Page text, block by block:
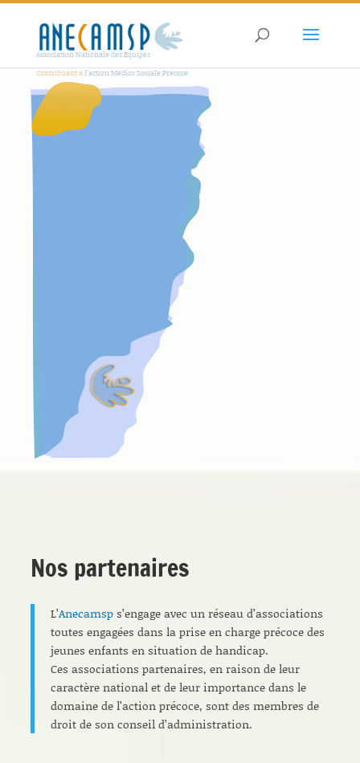
Association Nationale des Equipes
Contribuant àl'action Médico Sociale Précoce
Nos partenaires
L’Anecamsp s’engage avec un réseau d’associations
toutes engagées dans la prise en charge précoce des
jeunes enfants en situation de handicap.
Ces associations partenaires, en raison de leur
caractère national et de leur importance dans le
domaine de l’action précoce, sont des membres de
droit de son conseil d’administration.